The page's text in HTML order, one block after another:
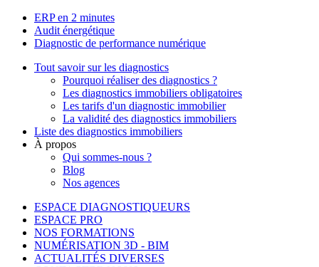
ERP en 2 minutes
Audit énergétique
Diagnostic de performance numérique
Tout savoir sur les diagnostics
Pourquoi réaliser des diagnostics ?
Les diagnostics immobiliers obligatoires
Les tarifs d'un diagnostic immobilier
La validité des diagnostics immobiliers
Liste des diagnostics immobiliers
À propos
Qui sommes-nous ?
Blog
Nos agences
ESPACE DIAGNOSTIQUEURS
ESPACE PRO
NOS FORMATIONS
NUMÉRISATION 3D - BIM
ACTUALITÉS DIVERSES